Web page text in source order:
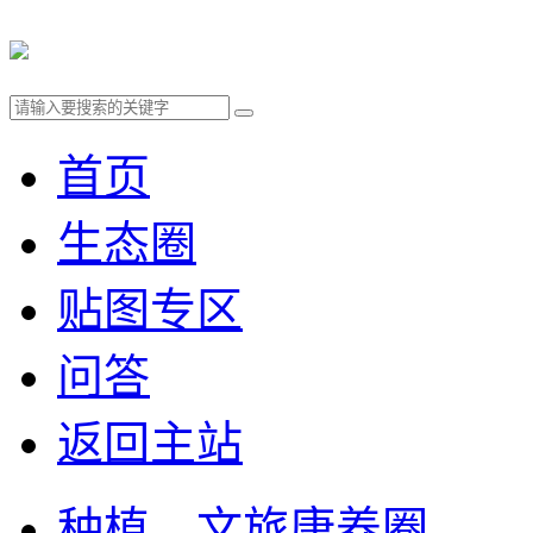
首页
生态圈
贴图专区
问答
返回主站